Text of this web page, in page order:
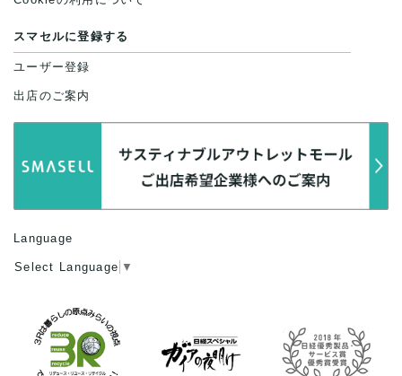
スマセルに登録する
ユーザー登録
出店のご案内
Language
Select Language ▼